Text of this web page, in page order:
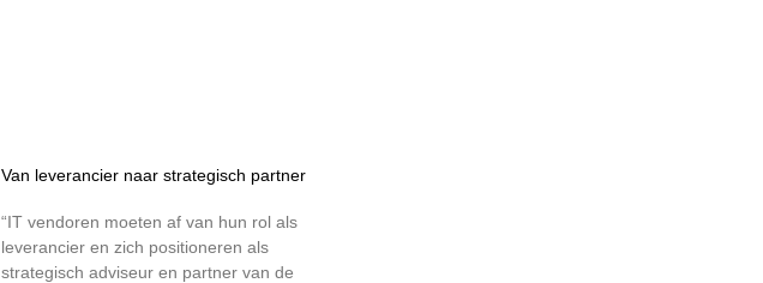
Van leverancier naar strategisch partner
“IT vendoren moeten af van hun rol als
leverancier en zich positioneren als
strategisch adviseur en partner van de